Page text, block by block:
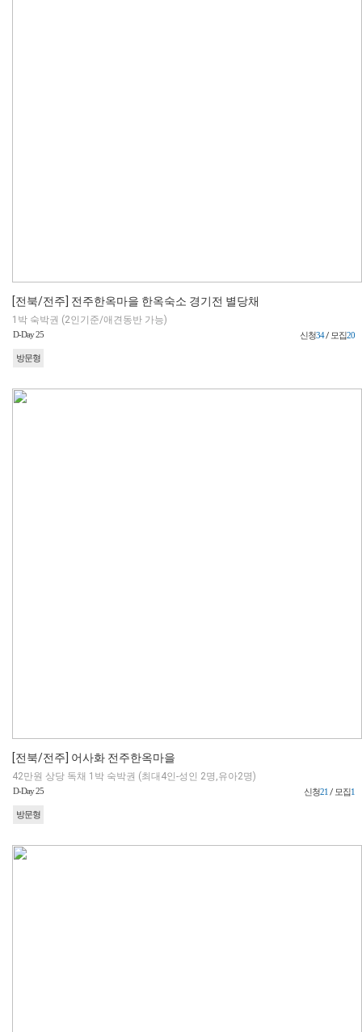
[전북/전주] 전주한옥마을 한옥숙소 경기전 별당채
1박 숙박권 (2인기준/애견동반 가능)
D-Day 25 신청34/ 모집20
방문형
[전북/전주] 어사화 전주한옥마을
42만원 상당 독채 1박 숙박권 (최대4인-성인 2명,유아2명)
D-Day 25 신청21/ 모집1
방문형